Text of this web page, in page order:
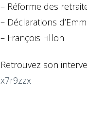
– Réforme des
– Déclarations
– François Fillon
Retrouvez son
x7r9zzx